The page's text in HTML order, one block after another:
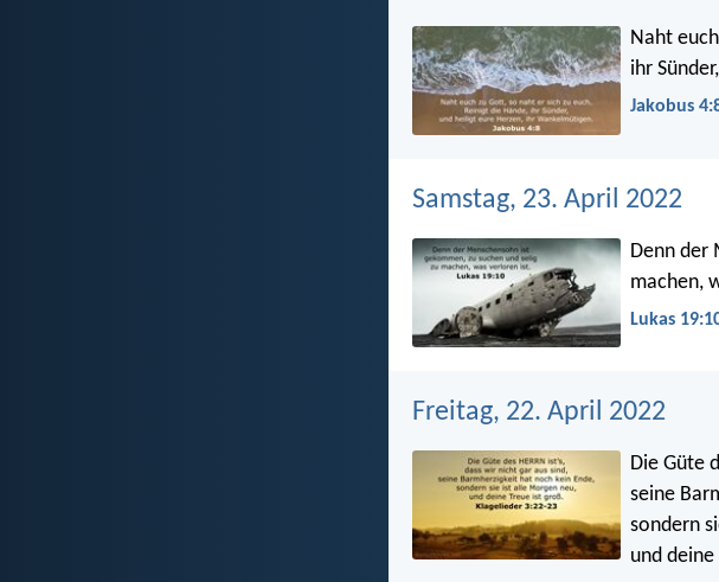
Naht
ihr
Jakobus
Samstag, 23. April 2022
Denn der
machen,
Lukas
Freitag, 22. April 2022
Die Güte
seine
sondern
und